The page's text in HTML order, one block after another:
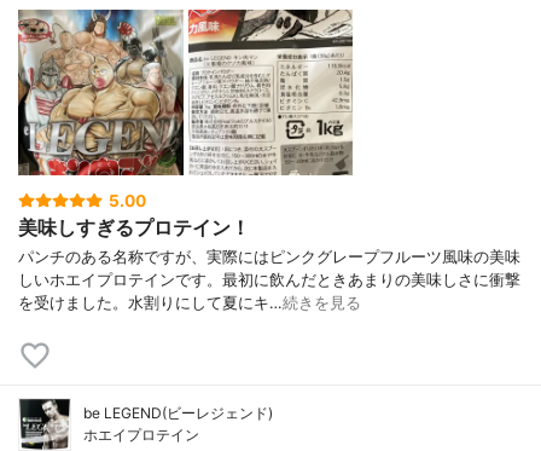
5.00
美味しすぎるプロテイン！
パンチのある名称ですが、実際にはピンクグレープフルーツ風味の美味
しいホエイプロテインです。最初に飲んだときあまりの美味しさに衝撃
を受けました。水割りにして夏にキ…続きを見る
be LEGEND(ビーレジェンド)
ホエイプロテイン